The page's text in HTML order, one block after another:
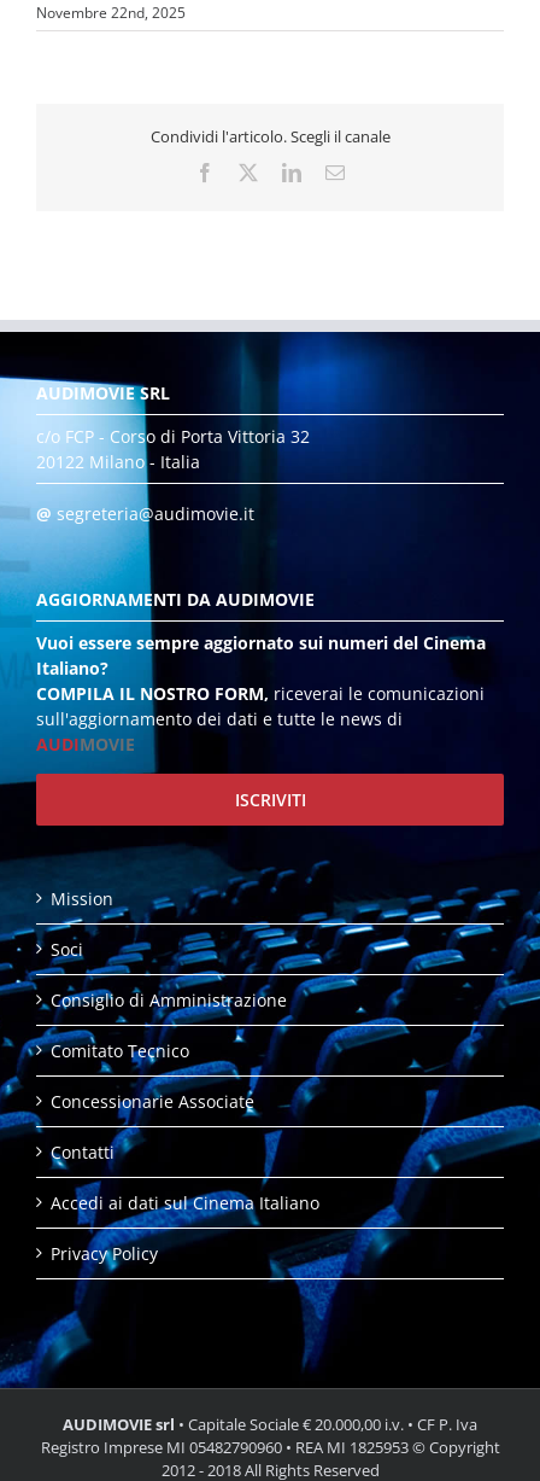
Novembre 22nd, 2025
Condividi l'articolo. Scegli il canale
Facebook LinkedInEmail
AUDIMOVIE SRL
c/o FCP - Corso di Porta Vittoria 32
20122 Milano - Italia
@ segreteria@audimovie.it
AGGIORNAMENTI DA AUDIMOVIE
Vuoi essere sempre aggiornato sui numeri del Cinema
Italiano?
COMPILA IL NOSTRO FORM, riceverai le comunicazioni
sull'aggiornamento dei dati e tutte le news di
AUDIMOVIE
ISCRIVITI
Mission
Soci
Consiglio di Amministrazione
Comitato Tecnico
Concessionarie Associate
Contatti
Accedi ai dati sul Cinema Italiano
Privacy Policy
AUDIMOVIE srl • Capitale Sociale € 20.000,00 i.v. • CF P. Iva
Registro Imprese MI 05482790960 • REA MI 1825953 © Copyright
2012 - 2018 All Rights Reserved